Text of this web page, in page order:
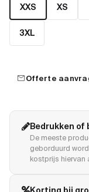
XXS XS
3XL
mailOfferte
Bedrukken of
De meeste
geborduurd
kostprijs hiervan